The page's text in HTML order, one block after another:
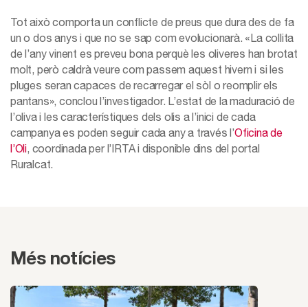
Tot això comporta un conflicte de preus que dura des de fa
un o dos anys i que no se sap com evolucionarà. «La collita
de l’any vinent es preveu bona perquè les oliveres han brotat
molt, però caldrà veure com passem aquest hivern i si les
pluges seran capaces de recarregar el sòl o reomplir els
pantans», conclou l’investigador. L’estat de la maduració de
l’oliva i les característiques dels olis a l’inici de cada
campanya es poden seguir cada any a través l’Oficina de
l’Oli, coordinada per l’IRTA i disponible dins del portal
Ruralcat.
Més notícies